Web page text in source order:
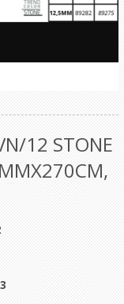
12 STONE